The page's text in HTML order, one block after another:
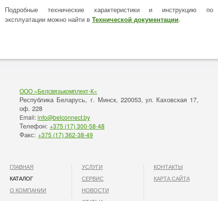
Подробные технические характеристики и инструкцию по
эксплуатации можно найти в Технической документации.
ООО «Белсвязькомплект-К»
Республика Беларусь, г. Минск, 220053, ул. Каховская 17,
оф. 228
Email:info@belconnect.by
Телефон: +375 (17) 300-58-48
Факс: +375 (17) 362-38-49
ГЛАВНАЯ
КАТАЛОГ
О КОМПАНИИ
УСЛУГИ
СЕРВИС
НОВОСТИ
КОНТАКТЫ
КАРТА САЙТА